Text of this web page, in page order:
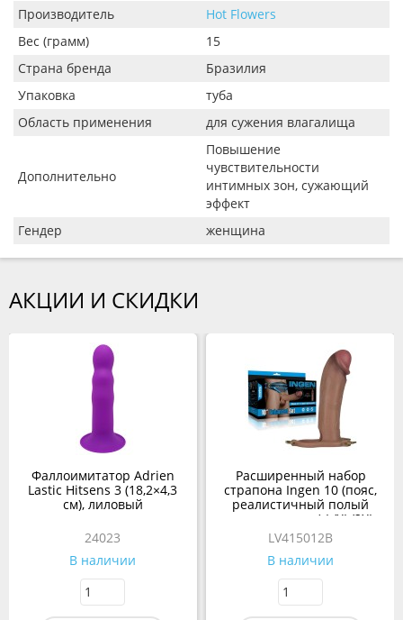
Производитель
Hot Flowers
Вес (грамм)
15
Страна бренда
Бразилия
Упаковка
туба
Область применения
для сужения влагалища
Дополнительно
Повышение
чувствительности
интимных зон, сужающий
эффект
Гендер
женщина
АКЦИИ И СКИДКИ
Фаллоимитатор Adrien
Lastic Hitsens 3 (18,2×4,3
см), лиловый
24023
В наличии
Расширенный набор
страпона Ingen 10 (пояс,
реалистичный полый
дилдо и втулка) L/XL/2XL
LV415012B
В наличии